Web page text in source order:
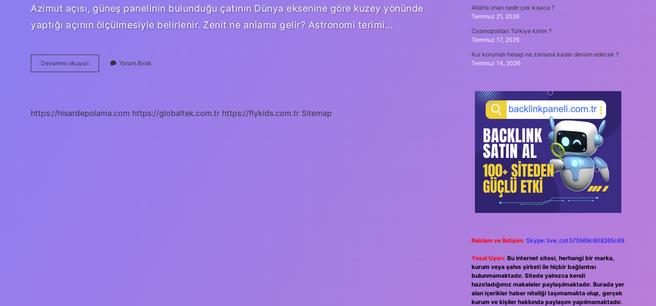
Azimut açısı, güneş panelinin bulunduğu çatının Dünya eksenine göre kuzey yönünde
yaptığı açının ölçülmesiyle belirlenir. Zenit ne anlama gelir? Astronomi terimi…
Devamını okuyun
Açısı
Yorum Bırak
https://hisardepolama.com https://globaltek.com.tr https://flykids.com.tr Sitemap
Allah’a iman nedir çok kısaca ?
Temmuz 21, 2026
Cosmopolitan Türkiye kimin ?
Temmuz 17, 2026
Kur korumalı hesap ne zamana kadar devam edecek ?
Temmuz 14, 2026
Reklam ve İletişim: Skype: live:.cid.575569c608265c69
Yasal Uyarı: Bu internet sitesi, herhangi bir marka,
kurum veya şahıs şirketi ile hiçbir bağlantısı
bulunmamaktadır. Sitede yalnızca kendi
hazırladığımız makaleler paylaşılmaktadır. Burada yer
alan içerikler haber niteliği taşımamakta olup, gerçek
kurum ve kişiler hakkında paylaşım yapılmamaktadır.